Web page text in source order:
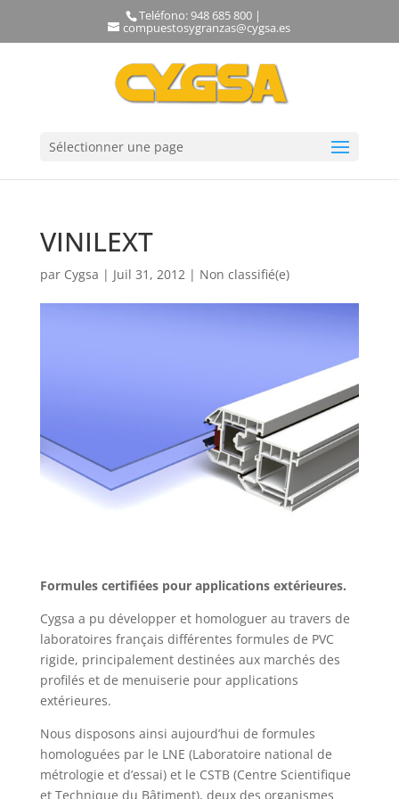
Teléfono: 948 685 800 |
compuestosygranzas@cygsa.es
Sélectionner une page
VINILEXT
par Cygsa | Juil 31, 2012| Non classifié(e)
Formules certifiées pour applications extérieures.
Cygsa a pu développer et homologuer au travers de
laboratoires français différentes formules de PVC
rigide, principalement destinées aux marchés des
profilés et de menuiserie pour applications
extérieures.
Nous disposons ainsi aujourd’hui de formules
homologuées par le LNE (Laboratoire national de
métrologie et d’essai) et le CSTB (Centre Scientifique
et Technique du Bâtiment), deux des organismes